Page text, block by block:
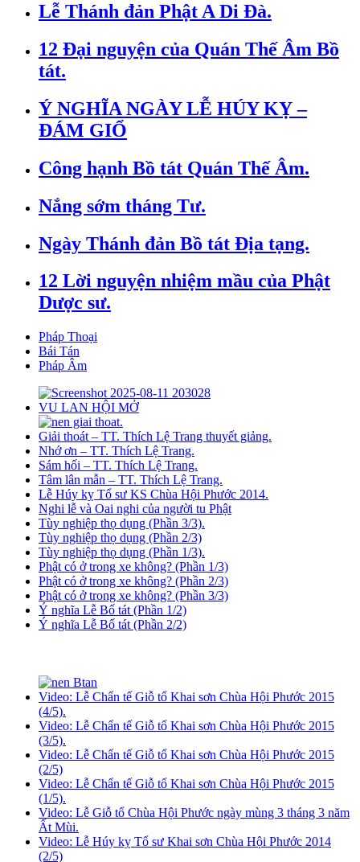
Lễ Thánh đản Phật A Di Đà.
12 Đại nguyện của Quán Thế Âm Bồ
tát.
Ý NGHĨA NGÀY LỄ HÚY KỴ –
ĐÁM GIỔ
Công hạnh Bồ tát Quán Thế Âm.
Nắng sớm tháng Tư.
Ngày Thánh đản Bồ tát Địa tạng.
12 Lời nguyện nhiệm mầu của Phật
Dược sư.
Pháp Thoại
Bái Tán
Pháp Âm
VU LAN HỘI MỞ
Giải thoát – TT. Thích Lệ Trang thuyết giảng.
Nhớ ơn – TT. Thích Lệ Trang.
Sám hối – TT. Thích Lệ Trang.
Tâm lân mẫn – TT. Thích Lệ Trang.
Lễ Húy kỵ Tổ sư KS Chùa Hội Phước 2014.
Nghi lễ và Oai nghi của người tu Phật
Tùy nghiệp thọ dụng (Phần 3/3).
Tùy nghiệp thọ dụng (Phần 2/3)
Tùy nghiệp thọ dụng (Phần 1/3).
Phật có ở trong xe không? (Phần 1/3)
Phật có ở trong xe không? (Phần 2/3)
Phật có ở trong xe không? (Phần 3/3)
Ý nghĩa Lễ Bố tát (Phần 1/2)
Ý nghĩa Lễ Bố tát (Phần 2/2)
Video: Lễ Chẩn tế Giỗ tổ Khai sơn Chùa Hội Phước 2015
(4/5).
Video: Lễ Chẩn tế Giỗ tổ Khai sơn Chùa Hội Phước 2015
(3/5).
Video: Lễ Chẩn tế Giỗ tổ Khai sơn Chùa Hội Phước 2015
(2/5)
Video: Lễ Chẩn tế Giỗ tổ Khai sơn Chùa Hội Phước 2015
(1/5).
Video: Lễ Giỗ tổ Chùa Hội Phước ngày mùng 3 tháng 3 năm
Ất Mùi.
Video: Lễ Húy kỵ Tổ sư Khai sơn Chùa Hội Phước 2014
(2/5)